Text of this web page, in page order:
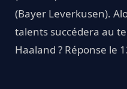
(Bayer Leverkusen).
talents succédera au
Haaland ? Réponse le